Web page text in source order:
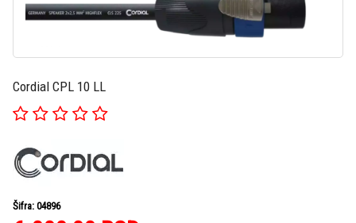
Cordial CPL 10 LL
Šifra: 04896